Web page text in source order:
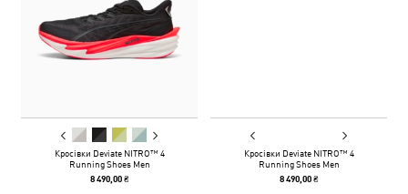
Кросівки Deviate NITRO™ 4
Running Shoes Men
8 490,00 ₴
Кросівки Deviate NITRO™ 4
Running Shoes Men
8 490,00 ₴